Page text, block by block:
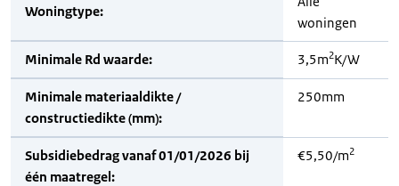
Woningtype:
woningen
Minimale Rd waarde: 3,5m2K/W
Minimale materiaaldikte /
constructiedikte (mm):
250mm
Subsidiebedrag vanaf 01/01/2026 bij
één maatregel:
€5,50/m2